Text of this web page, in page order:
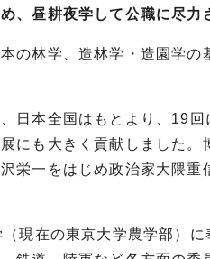
、昼耕夜学して公職に尽力
の林学、造林学・造園学
日本全国はもとより、19
にも大きく貢献しました
栄一をはじめ政治家大隈
現在の東京大学農学部）